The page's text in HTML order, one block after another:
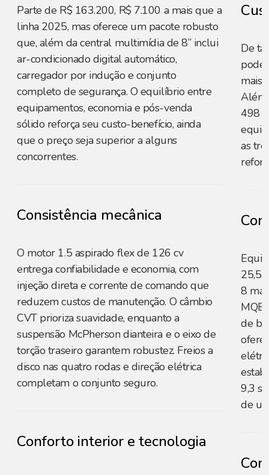
Parte de R$ 163.200, R$ 7.100 a mais que a
linha 2025, mas oferece um pacote robusto
que, além da central multimídia de 8” inclui
ar-condicionado digital automático,
carregador por indução e conjunto
completo de segurança. O equilíbrio entre
equipamentos, economia e pós-venda
sólido reforça seu custo-benefício, ainda
que o preço seja superior a alguns
concorrentes.
Consistência mecânica
O motor 1.5 aspirado flex de 126 cv
entrega confiabilidade e economia, com
injeção direta e corrente de comando que
reduzem custos de manutenção. O câmbio
CVT prioriza suavidade, enquanto a
suspensão McPherson dianteira e o eixo de
torção traseiro garantem robustez. Freios a
disco nas quatro rodas e direção elétrica
completam o conjunto seguro.
Conforto interior e tecnologia
De
pode
mais
Além
498
as
25,5
8
MQB
de
9,3
de